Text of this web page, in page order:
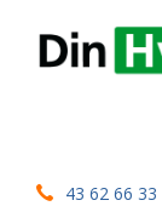
informationer
43 62 66